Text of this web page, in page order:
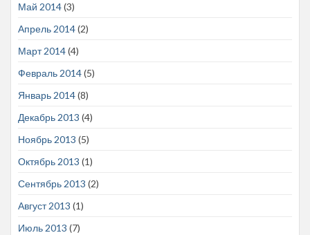
Май 2014(3)
Апрель 2014(2)
Март 2014(4)
Февраль 2014(5)
Январь 2014(8)
Декабрь 2013 (4)
Ноябрь 2013 (5)
Октябрь 2013 (1)
Сентябрь 2013 (2)
Август 2013 (1)
Июль 2013 (7)